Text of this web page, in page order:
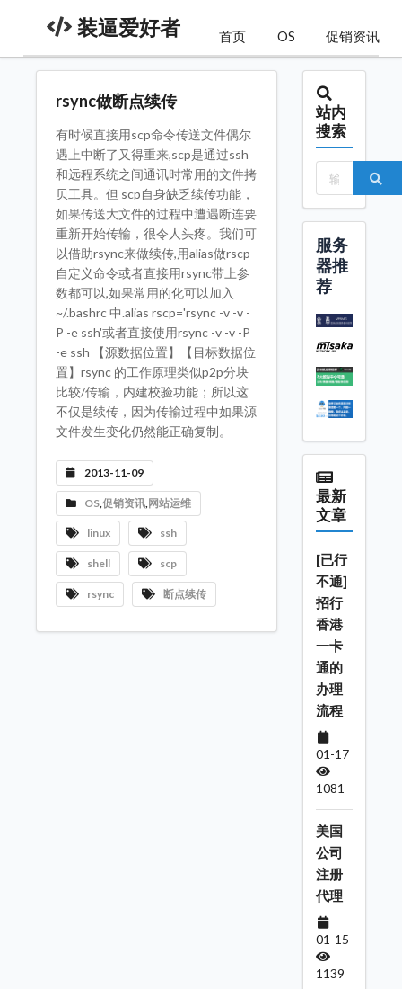
装逼爱好者 首页 OS 促销资讯
rsync做断点续传
有时候直接用scp命令传送文件偶尔
遇上中断了又得重来,scp是通过ssh
和远程系统之间通讯时常用的文件拷
贝工具。但 scp自身缺乏续传功能，
如果传送大文件的过程中遭遇断连要
重新开始传输，很令人头疼。我们可
以借助rsync来做续传,用alias做rscp
自定义命令或者直接用rsync带上参
数都可以,如果常用的化可以加入
~/.bashrc 中.alias rscp='rsync -v -v -
P -e ssh'或者直接使用rsync -v -v -P
-e ssh 【源数据位置】【目标数据位
置】rsync 的工作原理类似p2p分块
比较/传输，内建校验功能；所以这
不仅是续传，因为传输过程中如果源
文件发生变化仍然能正确复制。
2013-11-09
OS ,促销资讯 网站运维
linux ssh
shell scp
rsync 断点续传
站内
搜索
服务
器推
荐
最新
文章
[已行
不通]
招行
香港
一卡
通的
办理
流程
01-17
1081
美国
公司
注册
代理
01-15
1139